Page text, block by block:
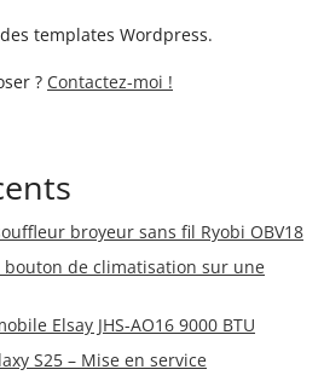
templates Wordpress.
? Contactez-moi !
broyeur sans fil Ryobi OBV18
bouton de climatisation sur une
Elsay JHS-AO16 9000 BTU
S25 – Mise en service